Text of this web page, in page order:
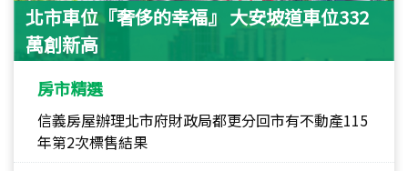
北市車位『奢侈的幸福』 大安坡道車位332
萬創新高
房市精選
信義房屋辦理北市府財政局都更分回市有不動產115
年第2次標售結果